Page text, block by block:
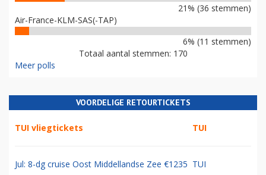
21% (36 stemmen)
Air-France-KLM-SAS(-TAP)
6% (11 stemmen)
Totaal aantal stemmen: 170
Meer polls
VOORDELIGE RETOURTICKETS
TUI vliegtickets TUI
Jul: 8-dg cruise Oost Middellandse Zee €1235 TUI